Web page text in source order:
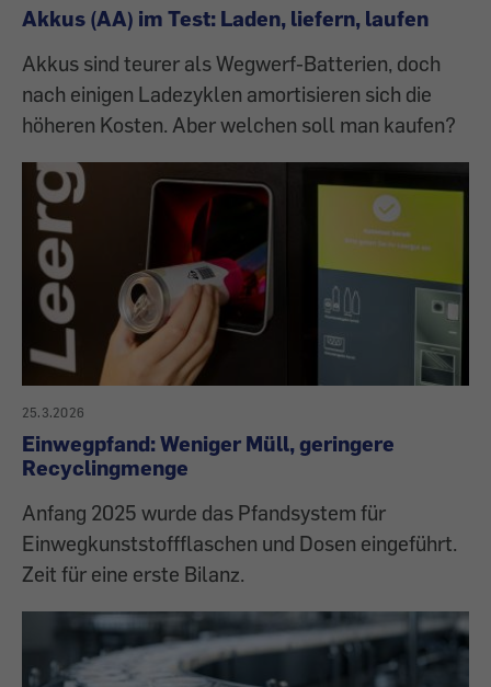
Akkus (AA) im Test: Laden, liefern, laufen
Akkus sind teurer als Wegwerf-Batterien, doch
nach einigen Ladezyklen amortisieren sich die
höheren Kosten. Aber welchen soll man kaufen?
25.3.2026
Einwegpfand: Weniger Müll, geringere
Recyclingmenge
Anfang 2025 wurde das Pfandsystem für
Einwegkunststoffflaschen und Dosen eingeführt.
Zeit für eine erste Bilanz.